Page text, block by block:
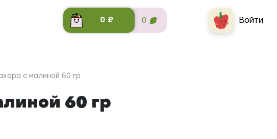
0 ₽ 0 Войти
с малиной 60 гр
60 гр